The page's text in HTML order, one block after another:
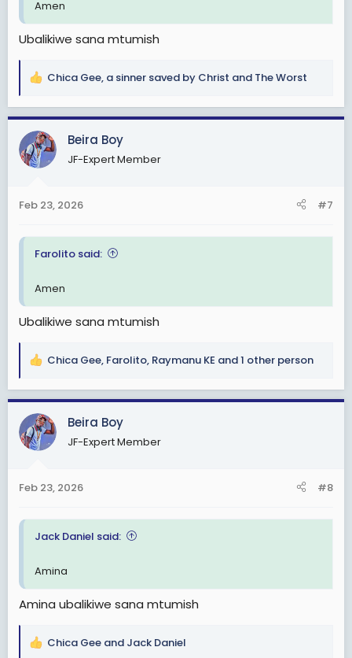
Amen
Ubalikiwe sana mtumish
R
a
c
t
i
s
Chica Gee, a sinner saved by Christ and The Worst
Beira Boy
JF-Expert Member
Feb 23, 2026 #7
Farolito said:
Amen
Ubalikiwe sana mtumish
R
a
c
t
i
s
Chica Gee, Farolito, Raymanu KE and 1 other person
Beira Boy
JF-Expert Member
Feb 23, 2026 #8
Jack Daniel said:
Amina
Amina ubalikiwe sana mtumish
R
Chica Gee and Jack Daniel